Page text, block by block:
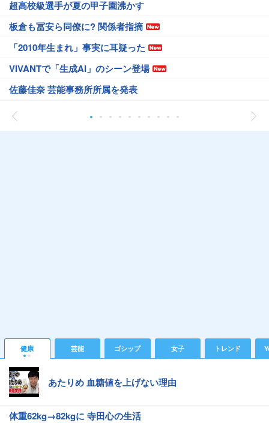
超高校級選手が夏の甲子園沸かす
板倉も冨安ら同僚に? 関係者指摘
「2010年生まれ」事実に耳疑った
VIVANTで「生成AI」のシーン登場
佐藤佳奈 芸能事務所所属を発表
健康 芸能 ゴシップ 女子 トレンド
あたりめ 血糖値を上げない理由
体重62kg→82kgに 寺田心の生活